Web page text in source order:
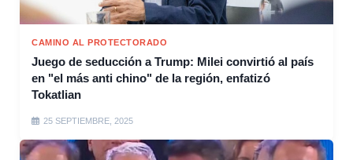
CAMINO AL PROTECTORADO
Juego de seducción a Trump: Milei convirtió al país
en "el más anti chino" de la región, enfatizó
Tokatlian
25 SEPTIEMBRE, 2025